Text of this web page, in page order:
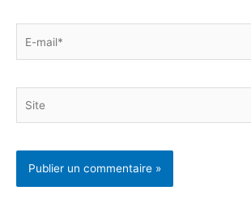
mail*